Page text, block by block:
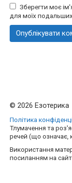
Зберегти моє
для моїх
© 2026 Езотерика
Політика
Тлумачення та
речей (що означає,
Використання
посиланням на сайт.